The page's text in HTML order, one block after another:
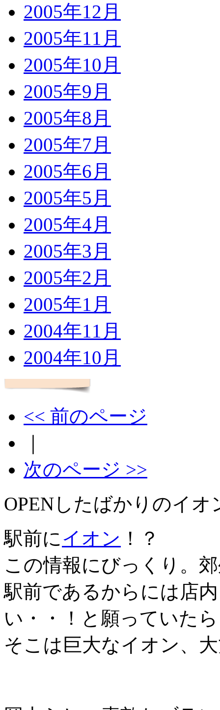
2005年12月
2005年11月
2005年10月
2005年9月
2005年8月
2005年7月
2005年6月
2005年5月
2005年4月
2005年3月
2005年2月
2005年1月
2004年11月
2004年10月
<< 前のページ
次のページ >>
OPENしたばかりのイオ
駅前にイオン ！？
この情報にびっくり。
駅前であるからには店
い・・！と願っていたら
そこは巨大なイオン、